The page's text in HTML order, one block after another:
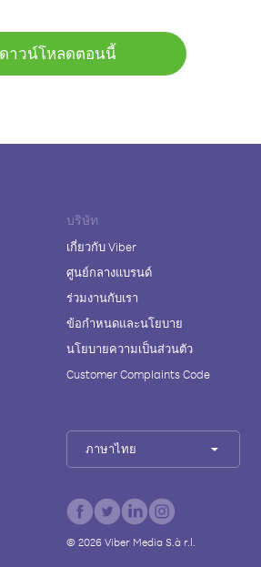
ดาวน์โหลดตอนนี้
บริษัท
เกี่ยวกับ Viber
ศูนย์กลางแบรนด์
ร่วมงานกับเรา
ข้อกำหนดและนโยบาย
นโยบายความเป็นส่วนตัว
Customer Complaints Code
ภาษาไทย
© 2026Viber Media S.à r.l.